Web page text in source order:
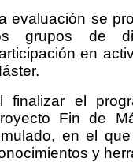
evaluación se
grupos de
en
finalizar el
Fin de
en el
y